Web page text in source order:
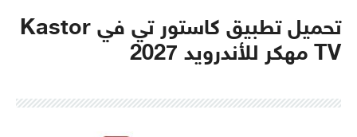
تحميل تطبيق كاستور تي في Kastor
TV مهكر للأندرويد 2027